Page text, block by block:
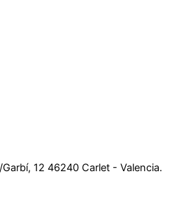
12 46240 Carlet - Valencia.